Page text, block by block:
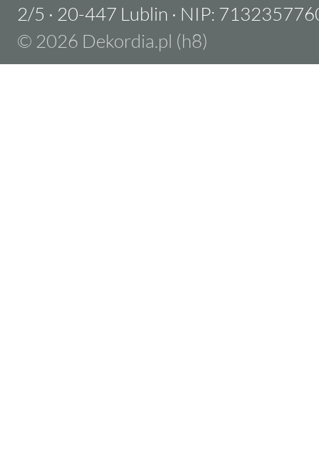
2/5 · 20-447 Lublin · NIP:
© 2026 Dekordia.pl (h8)